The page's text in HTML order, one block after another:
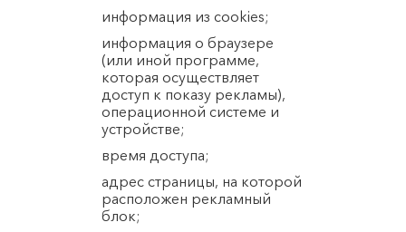
информация из cookies;
информация о браузере
(или иной программе,
которая осуществляет
доступ к показу рекламы),
операционной системе и
устройстве;
время доступа;
адрес страницы, на которой
расположен рекламный
блок;